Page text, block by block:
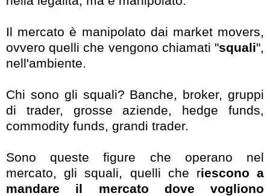
Il mercato è manipolato dai market movers,
ovvero quelli che vengono chiamati "squali",
nell'ambiente.
Chi sono gli squali? Banche, broker, gruppi
di trader, grosse aziende, hedge funds,
commodity funds, grandi trader.
Sono queste figure che operano nel
mercato, gli squali, quelli che riescono a
mandare il mercato dove vogliono